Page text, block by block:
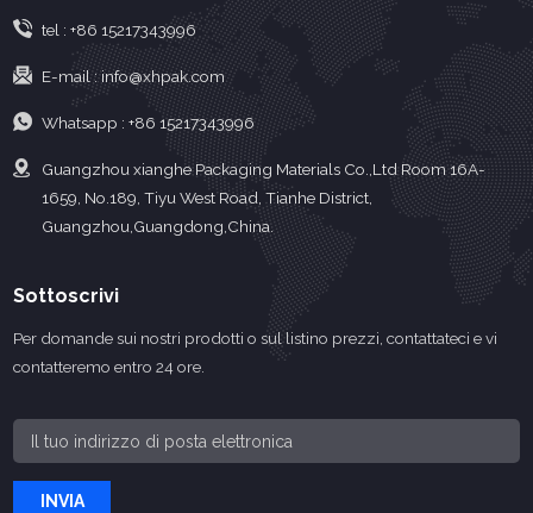
tel : +86 15217343996
E-mail :info@xhpak.com
Whatsapp : +86 15217343996
Guangzhou xianghe Packaging Materials Co.,Ltd Room 16A-
1659, No.189, Tiyu West Road, Tianhe District,
Guangzhou,Guangdong,China.
Sottoscrivi
Per domande sui nostri prodotti o sul listino prezzi, contattateci e vi
contatteremo entro 24 ore.
INVIA